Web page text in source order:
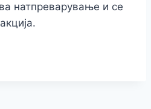
натпреварување и се